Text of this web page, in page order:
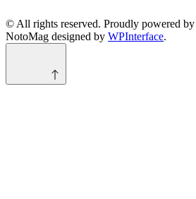
© All rights reserved. Proudly powered by
NotoMag designed by WPInterface.